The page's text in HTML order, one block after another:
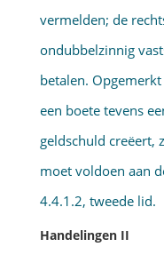
vermelden; de
ondubbelzinnig
betalen.
een boete tevens
geldschuld creëert,
moet voldoen aan
4.4.1.2, tweede lid.
Handelingen II